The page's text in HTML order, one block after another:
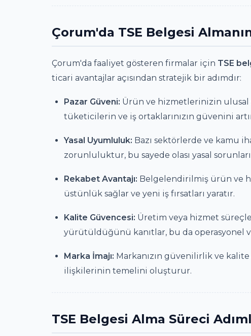
Çorum'da TSE Belgesi
Çorum'da faaliyet gösteren firmalar için TSE
ticari avantajlar açısından stratejik bir adımdır:
Pazar Güveni: Ürün ve hizmetlerinizin
tüketicilerin ve iş ortaklarınızın güvenini
Yasal Uyumluluk: Bazı sektörlerde ve kamu
zorunluluktur, bu sayede olası yasal
Rekabet Avantajı: Belgelendirilmiş ürün ve
üstünlük sağlar ve yeni iş fırsatları yaratır.
Kalite Güvencesi: Üretim veya hizmet
yürütüldüğünü kanıtlar, bu da operasyonel
Marka İmajı: Markanızın güvenilirlik ve
ilişkilerinin temelini oluşturur.
TSE Belgesi Alma Süreci